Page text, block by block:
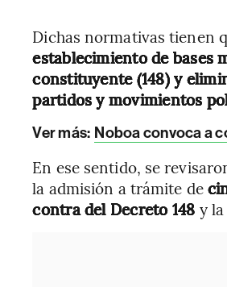
Dichas normativas tienen
establecimiento de bases
constituyente (148) y
partidos y movimientos
Ver más: Noboa convoca a
En ese sentido, se
la admisión a trámite de
contra del Decreto 148 y